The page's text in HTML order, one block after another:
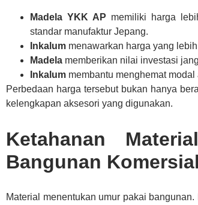
Madela YKK AP memiliki harga
standar manufaktur Jepang.
Inkalum menawarkan harga yang
Madela memberikan nilai investasi
Inkalum membantu menghemat
Perbedaan harga tersebut bukan hanya
kelengkapan aksesori yang digunakan.
Ketahanan
Bangunan Komersial
Material menentukan umur pakai